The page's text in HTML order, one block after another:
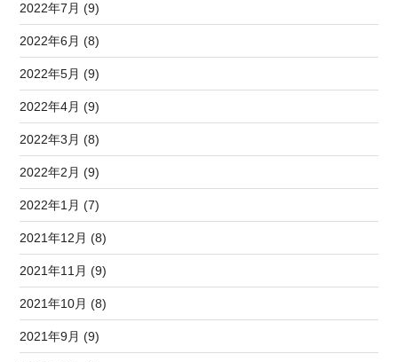
2022年7月 (9)
2022年6月 (8)
2022年5月 (9)
2022年4月 (9)
2022年3月 (8)
2022年2月 (9)
2022年1月 (7)
2021年12月 (8)
2021年11月 (9)
2021年10月 (8)
2021年9月 (9)